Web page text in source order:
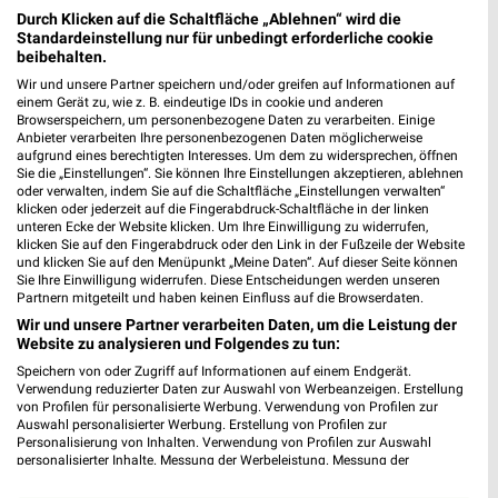
17.08.
Gültig von 17. Aug. bis 22. Aug.
📅 Kalendereintrag erstellen
PROSPEKT BLÄTTERN
KINDERMODE & SPIELZEUG CLEVER SPAREN WHISKEY & WHISKY
Durch Klicken auf die Schaltfläche „Ablehnen“ wird die
Standardeinstellung nur für unbedingt erforderliche cookie
beibehalten.
Wir und unsere Partner speichern und/oder greifen auf Informationen auf
einem Gerät zu, wie z. B. eindeutige IDs in cookie und anderen
Browserspeichern, um personenbezogene Daten zu verarbeiten. Einige
Anbieter verarbeiten Ihre personenbezogenen Daten möglicherweise
aufgrund eines berechtigten Interesses. Um dem zu widersprechen, öffnen
Sie die „Einstellungen“. Sie können Ihre Einstellungen akzeptieren, ablehnen
oder verwalten, indem Sie auf die Schaltfläche „Einstellungen verwalten“
klicken oder jederzeit auf die Fingerabdruck-Schaltfläche in der linken
unteren Ecke der Website klicken. Um Ihre Einwilligung zu widerrufen,
klicken Sie auf den Fingerabdruck oder den Link in der Fußzeile der Website
und klicken Sie auf den Menüpunkt „Meine Daten“. Auf dieser Seite können
Sie Ihre Einwilligung widerrufen. Diese Entscheidungen werden unseren
Partnern mitgeteilt und haben keinen Einfluss auf die Browserdaten.
Wir und unsere Partner verarbeiten Daten, um die Leistung der
Website zu analysieren und Folgendes zu tun:
Speichern von oder Zugriff auf Informationen auf einem Endgerät.
Verwendung reduzierter Daten zur Auswahl von Werbeanzeigen. Erstellung
von Profilen für personalisierte Werbung. Verwendung von Profilen zur
Auswahl personalisierter Werbung. Erstellung von Profilen zur
Personalisierung von Inhalten. Verwendung von Profilen zur Auswahl
personalisierter Inhalte. Messung der Werbeleistung. Messung der